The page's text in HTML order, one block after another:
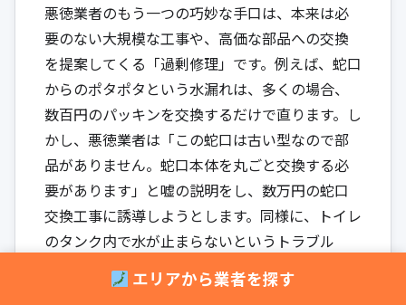
悪徳業者のもう一つの巧妙な手口は、本来は必
要のない大規模な工事や、高価な部品への交換
を提案してくる「過剰修理」です。例えば、蛇口
からのポタポタという水漏れは、多くの場合、
数百円のパッキンを交換するだけで直ります。し
かし、悪徳業者は「この蛇口は古い型なので部
品がありません。蛇口本体を丸ごと交換する必
要があります」と嘘の説明をし、数万円の蛇口
交換工事に誘導しようとします。同様に、トイレ
のタンク内で水が止まらないというトラブル
も、ボールタップやフロートバルブといった内
部品の一部交換（数千円～1万円程度）で済むケ
エリアから業者を探す